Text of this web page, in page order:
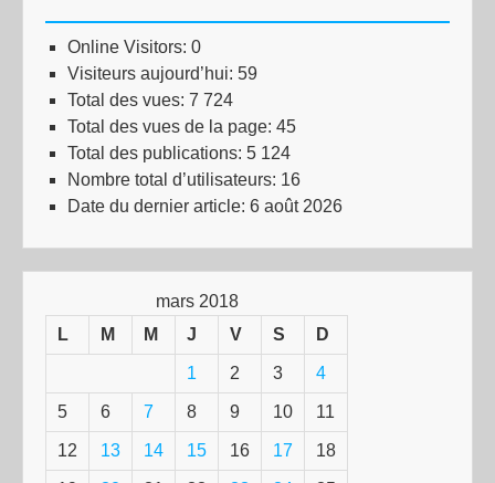
Online Visitors: 0
Visiteurs aujourd’hui: 59
Total des vues: 7 724
Total des vues de la page: 45
Total des publications: 5 124
Nombre total d’utilisateurs: 16
Date du dernier article: 6 août 2026
mars 2018
L
M M J V S D
1 2 3 4
5 6 7 8 9 10 11
12 13 14 15 16 17 18